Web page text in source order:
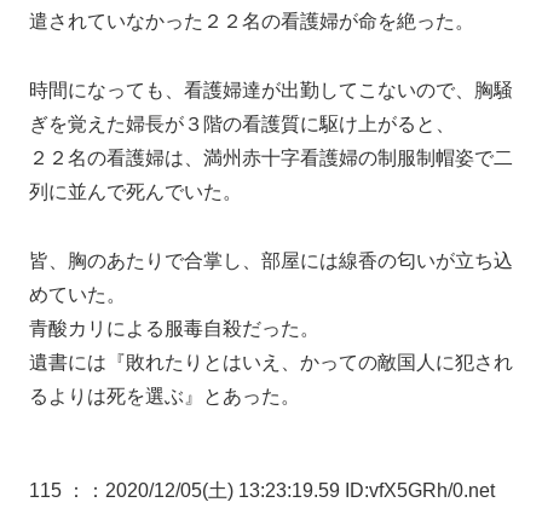
遣されていなかった２２名の看護婦が命を絶った。
時間になっても、看護婦達が出勤してこないので、胸騒
ぎを覚えた婦長が３階の看護質に駆け上がると、
２２名の看護婦は、満州赤十字看護婦の制服制帽姿で二
列に並んで死んでいた。
皆、胸のあたりで合掌し、部屋には線香の匂いが立ち込
めていた。
青酸カリによる服毒自殺だった。
遺書には『敗れたりとはいえ、かっての敵国人に犯され
るよりは死を選ぶ』とあった。
115 ： ：2020/12/05(土) 13:23:19.59 ID:vfX5GRh/0.net